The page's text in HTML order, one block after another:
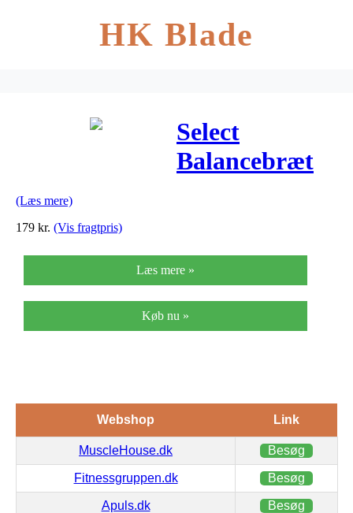
HK Blade
Select
Balancebræt
(Læs mere)
179 kr. (Vis fragtpris)
Læs mere »
Køb nu »
Webshop Link
MuscleHouse.dk Besøg
Fitnessgruppen.dk Besøg
Apuls.dk Besøg